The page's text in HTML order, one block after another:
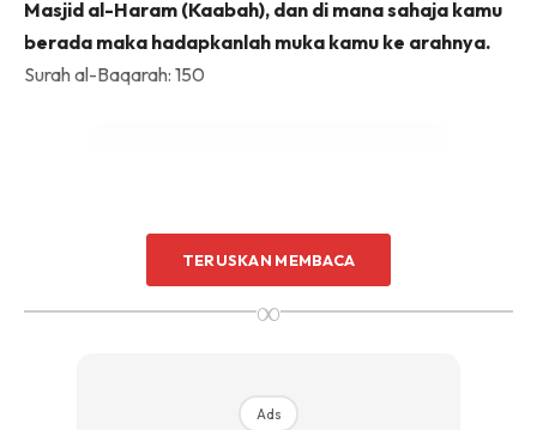
Masjid al-Haram (Kaabah), dan di mana sahaja kamu
berada maka hadapkanlah muka kamu ke arahnya.
Surah al-Baqarah: 150
Ads
TERUSKAN MEMBACA
∞
Ads